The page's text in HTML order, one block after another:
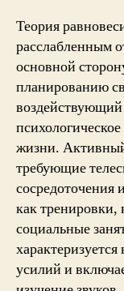
Теория
расслабленным
основной
планированию
воздействующий
жизни.
требующие
сосредоточения
как тренировки,
социальные
усилий и